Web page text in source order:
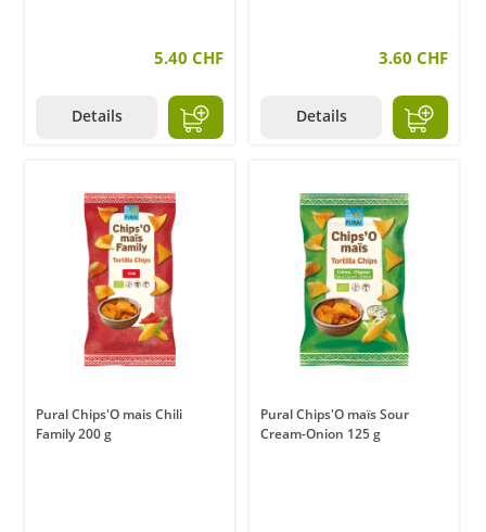
5.40 CHF
Details
3.60 CHF
Details
Pural Chips'O mais Chili
Family 200 g
Pural Chips'O maïs Sour
Cream-Onion 125 g